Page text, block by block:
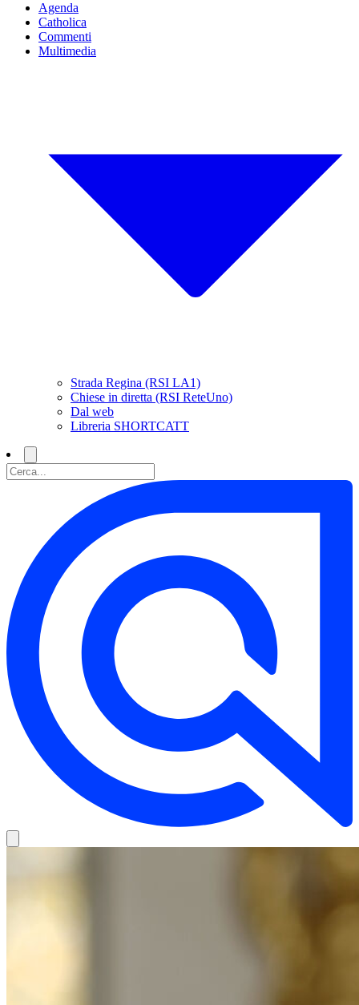
Agenda
Catholica
Commenti
Multimedia
Strada Regina (RSI LA1)
Chiese in diretta (RSI ReteUno)
Dal web
Libreria SHORTCATT